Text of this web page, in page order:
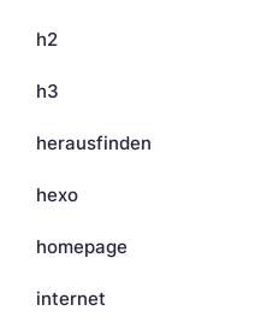
h2
h3
herausfinden
hexo
homepage
internet